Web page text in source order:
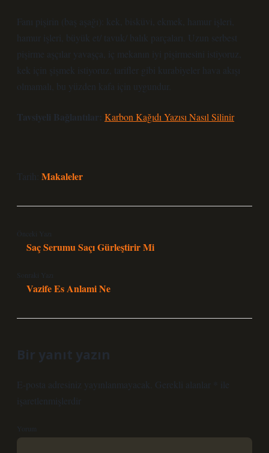
Fanı pişirin (baş aşağı): kek, bisküvi, ekmek, hamur işleri,
hamur işleri, büyük et/ tavuk/ balık parçaları. Uzun serbest
pişirme aşçılar yavaşça, iç mekanın iyi pişirmesini istiyoruz,
kek için şişmek istiyoruz, tarifler gibi kurabiyeler hava akışı
olmamalı, bu yüzden kafa için uygundur.
Tavsiyeli Bağlantılar: Karbon Kağıdı Yazısı Nasıl Silinir
Tarih: Makaleler
Önceki Yazı
Saç Serumu Saçı Gürleştirir Mi
Sonraki Yazı
Vazife Es Anlami Ne
Bir yanıt yazın
E-posta adresiniz yayınlanmayacak. Gerekli alanlar
ile
işaretlenmişlerdir
Yorum